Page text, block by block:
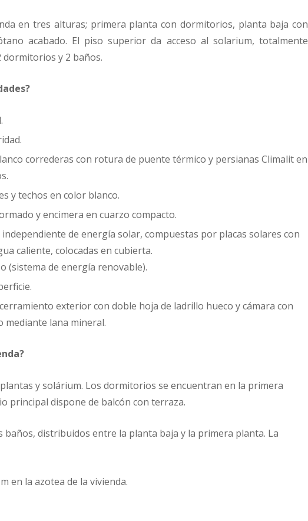
en tres alturas; primera planta con dormitorios, planta baja con
acabado. El piso superior da acceso al solarium, totalmente
dormitorios y 2 baños.
correderas con rotura de puente térmico y persianas Climalit en
y techos en color blanco.
y encimera en cuarzo compacto.
de energía solar, compuestas por placas solares con
caliente, colocadas en cubierta.
(sistema de energía renovable).
exterior con doble hoja de ladrillo hueco y cámara con
mediante lana mineral.
y solárium. Los dormitorios se encuentran en la primera
principal dispone de balcón con terraza.
baños, distribuidos entre la planta baja y la primera planta. La
en la azotea de la vivienda.